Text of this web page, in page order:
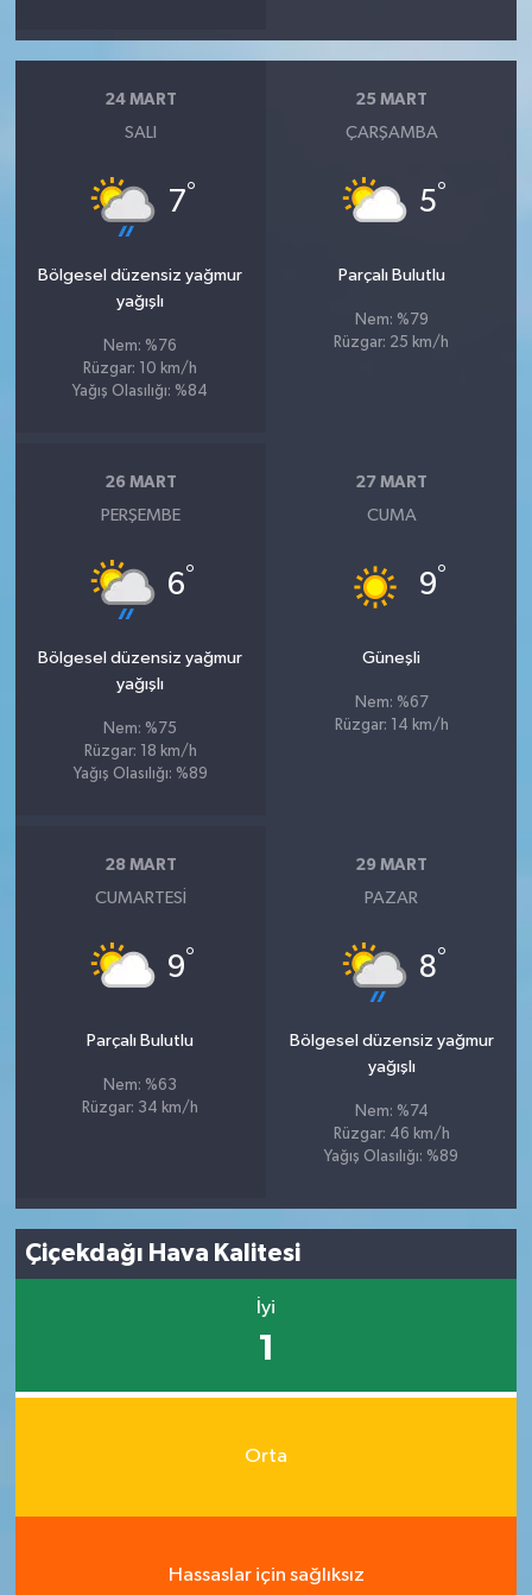
24 MART
SALI
7°
Bölgesel düzensiz yağmur
yağışlı
Nem: %76
Rüzgar: 10 km/h
Yağış Olasılığı: %84
25 MART
ÇARŞAMBA
5°
Parçalı Bulutlu
Nem: %79
Rüzgar: 25 km/h
26 MART
PERŞEMBE
6°
Bölgesel düzensiz yağmur
yağışlı
Nem: %75
Rüzgar: 18 km/h
Yağış Olasılığı: %89
27 MART
CUMA
9°
Güneşli
Nem: %67
Rüzgar: 14 km/h
28 MART
CUMARTESI
9°
Parçalı Bulutlu
Nem: %63
Rüzgar: 34 km/h
29 MART
PAZAR
8°
Bölgesel düzensiz yağmur
yağışlı
Nem: %74
Rüzgar: 46 km/h
Yağış Olasılığı: %89
Çiçekdağı Hava Kalitesi
İyi
1
Orta
Hassaslar için sağlıksız